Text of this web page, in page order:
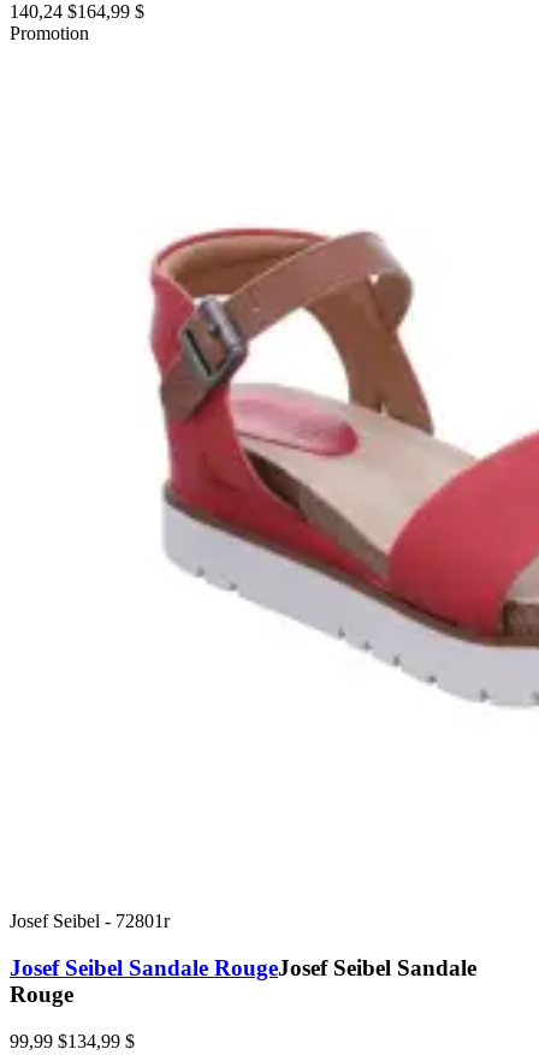
140,24 $164,99 $
Promotion
Josef Seibel - 72801r
Josef Seibel Sandale RougeJosef Seibel Sandale
Rouge
99,99 $134,99 $